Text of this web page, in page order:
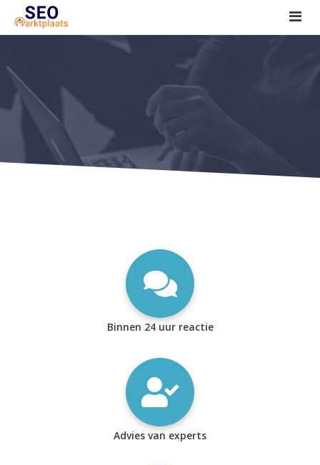
SEO tools reviews
Marketeer bij jou in de buurt?
Offerte
1. Seo voor beginners +
2. Onderzoeken +
Binnen 24 uur reactie
Advies van experts